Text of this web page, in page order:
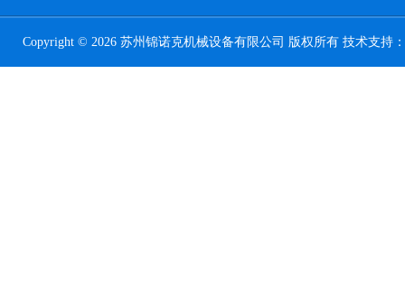
Copyright © 2026 苏州锦诺克机械设备有限公司 版权所有 技术支持：